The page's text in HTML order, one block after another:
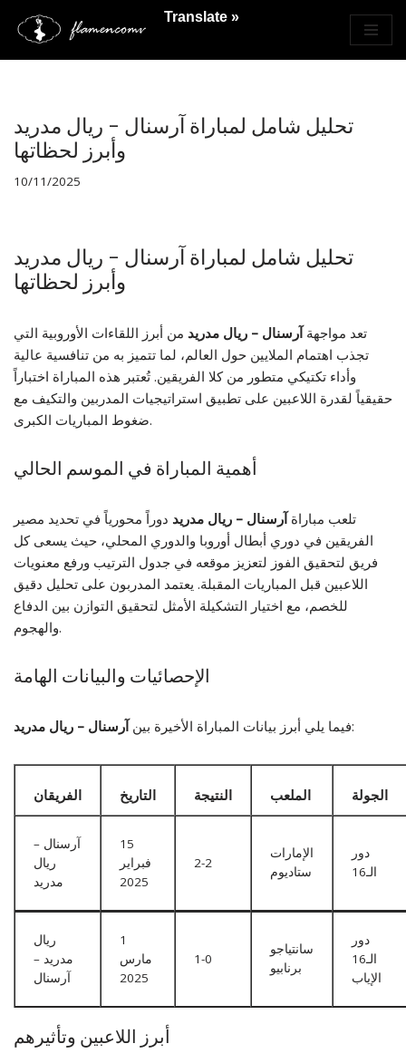
Saltar
تحليل شامل لمباراة آرسنال – ريال مدريد
وأبرز لحظاتها
10/11/2025
تحليل شامل لمباراة آرسنال – ريال مدريد
وأبرز لحظاتها
تعد مواجهةآرسنال – ريال مدريد من أبرز اللقاءات الأوروبية التي
تجذب اهتمام الملايين حول العالم، لما تتميز به من تنافسية عالية
وأداء تكتيكي متطور من كلا الفريقين. تُعتبر هذه المباراة اختباراً
حقيقياً لقدرة اللاعبين على تطبيق استراتيجيات المدربين والتكيف مع
ضغوط المباريات الكبرى.
أهمية المباراة في الموسم الحالي
تلعب مباراةآرسنال – ريال مدريد دوراً محورياً في تحديد مصير
الفريقين في دوري أبطال أوروبا والدوري المحلي، حيث يسعى كل
فريق لتحقيق الفوز لتعزيز موقعه في جدول الترتيب ورفع معنويات
اللاعبين قبل المباريات المقبلة. يعتمد المدربون على تحليل دقيق
للخصم، مع اختيار التشكيلة الأمثل لتحقيق التوازن بين الدفاع
والهجوم.
الإحصائيات والبيانات الهامة
فيما يلي أبرز بيانات المباراة الأخيرة بينآرسنال – ريال مدريد :
الفريقان التاريخ النتيجة الملعب الجولة
آرسنال –
ريال
مدريد
15
فبراير
2025
2-2
الإمارات
ستاديوم
دور
الـ16
ريال
مدريد –
آرسنال
1
مارس
2025
1-0
سانتياجو
برنابيو
دور
الـ16
الإياب
أبرز اللاعبين وتأثيرهم
Translate »